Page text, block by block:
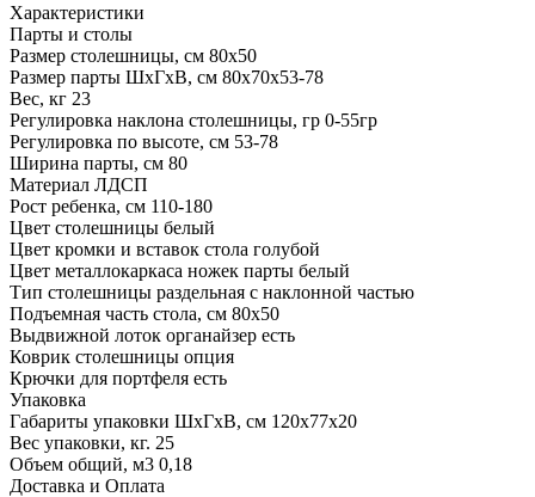
Характеристики
Парты и столы
Размер столешницы, см 80х50
Размер парты ШхГхВ, см 80х70х53-78
Вес, кг 23
Регулировка наклона столешницы, гр 0-55гр
Регулировка по высоте, см 53-78
Ширина парты, см 80
Материал ЛДСП
Рост ребенка, см 110-180
Цвет столешницы белый
Цвет кромки и вставок стола голубой
Цвет металлокаркаса ножек парты белый
Тип столешницы раздельная с наклонной частью
Подъемная часть стола, см 80x50
Выдвижной лоток органайзер есть
Коврик столешницы опция
Крючки для портфеля есть
Упаковка
Габариты упаковки ШхГхВ, см 120х77х20
Вес упаковки, кг. 25
Объем общий, м3 0,18
Доставка и Оплата